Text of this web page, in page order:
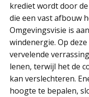
krediet wordt door
die een vast afbouw
Omgevingsvisie is
windenergie. Op
vervelende
lenen, terwijl het de
kan verslechteren.
hoogte te bepalen,